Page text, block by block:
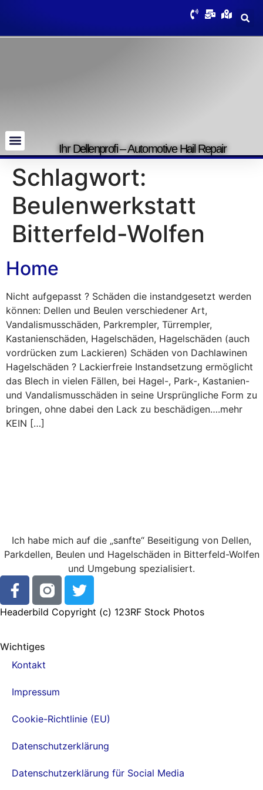
Ihr Dellenprofi – Automotive Hail Repair
Schlagwort:
Beulenwerkstatt
Bitterfeld-Wolfen
Home
Nicht aufgepasst ? Schäden die instandgesetzt werden
können: Dellen und Beulen verschiedener Art,
Vandalismusschäden, Parkrempler, Türrempler,
Kastanienschäden, Hagelschäden, Hagelschäden (auch
vordrücken zum Lackieren) Schäden von Dachlawinen
Hagelschäden ? Lackierfreie Instandsetzung ermöglicht
das Blech in vielen Fällen, bei Hagel-, Park-, Kastanien-
und Vandalismusschäden in seine Ursprüngliche Form zu
bringen, ohne dabei den Lack zu beschädigen….mehr
KEIN […]
Ich habe mich auf die „sanfte“ Beseitigung von Dellen,
Parkdellen, Beulen und Hagelschäden in Bitterfeld-Wolfen
und Umgebung spezialisiert.
Headerbild Copyright (c) 123RF Stock Photos
Wichtiges
Kontakt
Impressum
Cookie-Richtlinie (EU)
Datenschutzerklärung
Datenschutzerklärung für Social Media